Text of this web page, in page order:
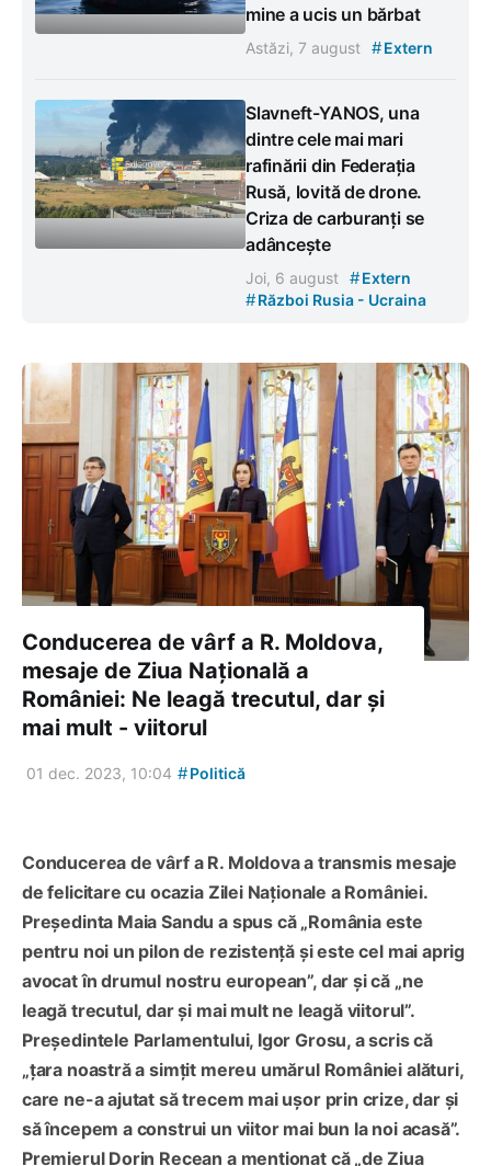
mine a ucis un bărbat
Astăzi, 7 august #Extern
Slavneft-YANOS, una
dintre cele mai mari
rafinării din Federația
Rusă, lovită de drone.
Criza de carburanți se
adâncește
Joi, 6 august #Extern
#Război Rusia - Ucraina
Conducerea de vârf a R. Moldova,
mesaje de Ziua Naţională a
României: Ne leagă trecutul, dar și
mai mult - viitorul
01 dec. 2023, 10:04 #Politică
Conducerea de vârf a R. Moldova a transmis mesaje
de felicitare cu ocazia Zilei Naţionale a României.
Președinta Maia Sandu a spus că „România este
pentru noi un pilon de rezistență și este cel mai aprig
avocat în drumul nostru european”, dar și că „ne
leagă trecutul, dar și mai mult ne leagă viitorul”.
Președintele Parlamentului, Igor Grosu, a scris că
„țara noastră a simțit mereu umărul României alături,
care ne-a ajutat să trecem mai ușor prin crize, dar și
să începem a construi un viitor mai bun la noi acasă”.
Premierul Dorin Recean a menționat că „de Ziua